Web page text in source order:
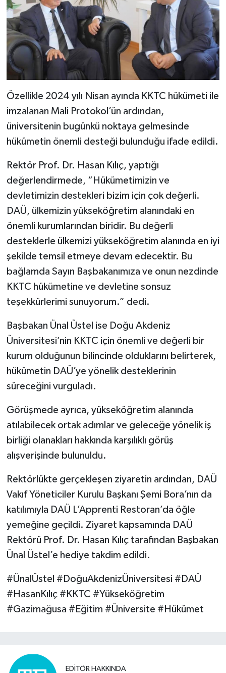
Özellikle 2024 yılı Nisan ayında KKTC hükümeti ile
imzalanan Mali Protokol’ün ardından,
üniversitenin bugünkü noktaya gelmesinde
hükümetin önemli desteği bulunduğu ifade edildi.
Rektör Prof. Dr. Hasan Kılıç, yaptığı
değerlendirmede, “Hükümetimizin ve
devletimizin destekleri bizim için çok değerli.
DAÜ, ülkemizin yükseköğretim alanındaki en
önemli kurumlarından biridir. Bu değerli
desteklerle ülkemizi yükseköğretim alanında en iyi
şekilde temsil etmeye devam edecektir. Bu
bağlamda Sayın Başbakanımıza ve onun nezdinde
KKTC hükümetine ve devletine sonsuz
teşekkürlerimi sunuyorum.” dedi.
Başbakan Ünal Üstel ise Doğu Akdeniz
Üniversitesi’nin KKTC için önemli ve değerli bir
kurum olduğunun bilincinde olduklarını belirterek,
hükümetin DAÜ’ye yönelik desteklerinin
süreceğini vurguladı.
Görüşmede ayrıca, yükseköğretim alanında
atılabilecek ortak adımlar ve geleceğe yönelik iş
birliği olanakları hakkında karşılıklı görüş
alışverişinde bulunuldu.
Rektörlükte gerçekleşen ziyaretin ardından, DAÜ
Vakıf Yöneticiler Kurulu Başkanı Şemi Bora’nın da
katılımıyla DAÜ L’Apprenti Restoran’da öğle
yemeğine geçildi. Ziyaret kapsamında DAÜ
Rektörü Prof. Dr. Hasan Kılıç tarafından Başbakan
Ünal Üstel’e hediye takdim edildi.
#ÜnalÜstel #DoğuAkdenizÜniversitesi #DAÜ
#HasanKılıç #KKTC #Yükseköğretim
#Gazimağusa #Eğitim #Üniversite #Hükümet
EDITÖR HAKKINDA